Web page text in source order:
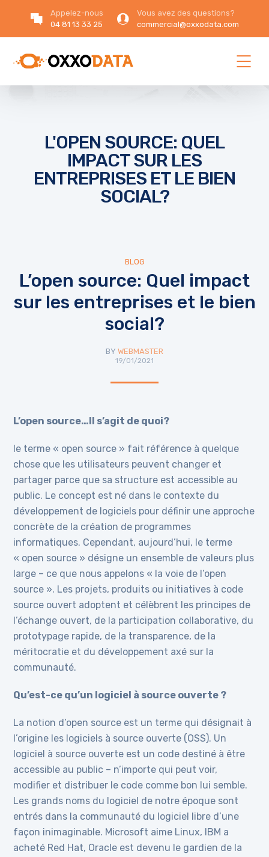
Appelez-nous
04 81 13 33 25
Vous avez des questions?
commercial@oxxodata.com
L'OPEN SOURCE: QUEL
IMPACT SUR LES
ENTREPRISES ET LE BIEN
SOCIAL?
BLOG
L’open source: Quel impact
sur les entreprises et le bien
social?
BY WEBMASTER
19/01/2021
L’open source…Il s’agit de quoi?
le terme « open source » fait référence à quelque
chose que les utilisateurs peuvent changer et
partager parce que sa structure est accessible au
public. Le concept est né dans le contexte du
développement de logiciels pour définir une approche
concrète de la création de programmes
informatiques. Cependant, aujourd’hui, le terme
« open source » désigne un ensemble de valeurs plus
large – ce que nous appelons « la voie de l’open
source ». Les projets, produits ou initiatives à code
source ouvert adoptent et célèbrent les principes de
l’échange ouvert, de la participation collaborative, du
prototypage rapide, de la transparence, de la
méritocratie et du développement axé sur la
communauté.
Qu’est-ce qu’un logiciel à source ouverte ?
La notion d’open source est un terme qui désignait à
l’origine les logiciels à source ouverte (OSS). Un
logiciel à source ouverte est un code destiné à être
accessible au public – n’importe qui peut voir,
modifier et distribuer le code comme bon lui semble.
Les grands noms du logiciel de notre époque sont
entrés dans la communauté du logiciel libre d’une
façon inimaginable. Microsoft aime Linux, IBM a
acheté Red Hat, Oracle est devenu le gardien de la